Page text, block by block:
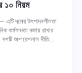
১০ নিয়ম
এটি দলের উৎপাদনশীলতা
কর্মক্ষমতা বজায় রাখার
অপারেশনাল নীতি
অনুযায়ী আপনার
গোপনীয়তা নীতি.